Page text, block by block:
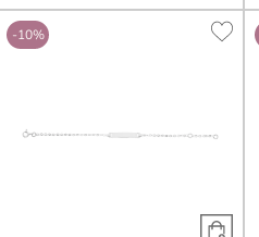
-10%